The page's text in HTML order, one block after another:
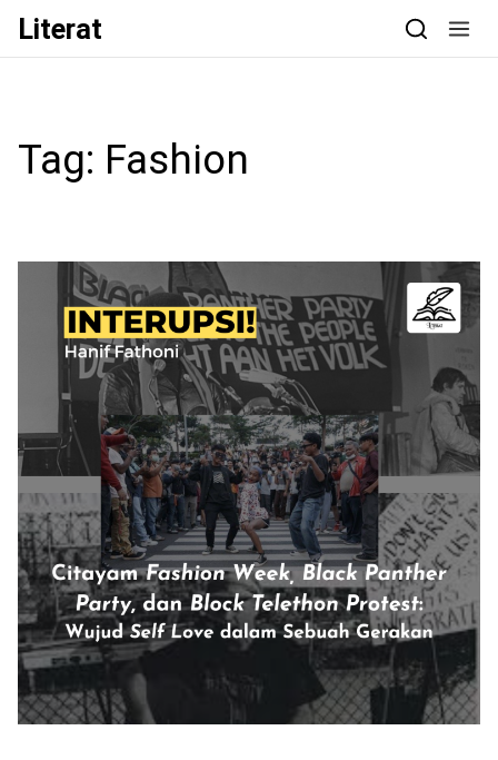
Skip to content
Literat
Tag: Fashion